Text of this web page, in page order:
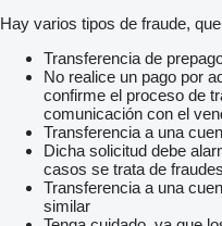
Hay varios tipos de fraude,
Transferencia de
No realice un pago por
confirme el proceso de
comunicación con el
Transferencia a una
Dicha solicitud debe
casos se trata de
Transferencia a una
similar